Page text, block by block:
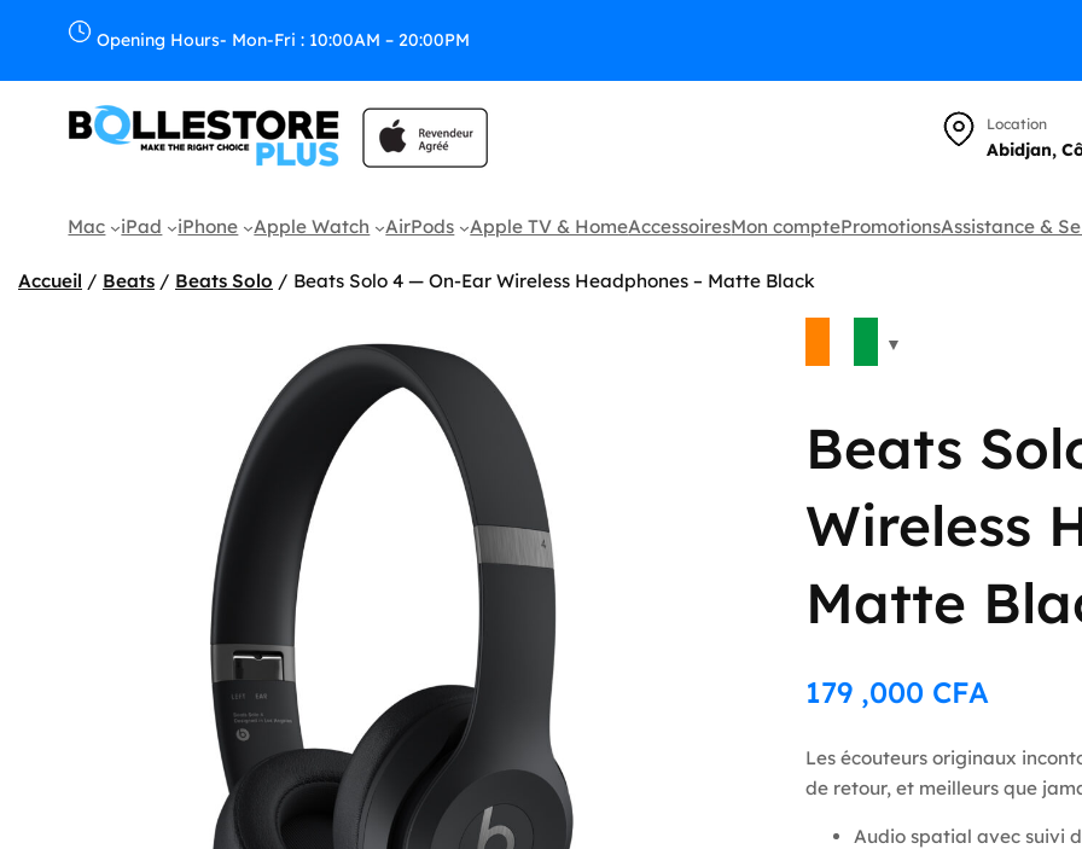
Opening Hours- Mon-Fri : 10:00AM – 20:00PM
Location
Abidjan,
Mac iPad iPhone Apple Watch AirPods Apple TV & HomeAccessoiresMon comptePromotionsAssistance &
Accueil / Beats / Beats Solo / Beats Solo 4 — On-Ear Wireless Headphones – Matte Black
Beats
Wireless
Matte
179 ,000 CFA
Les écouteurs originaux
de retour, et meilleurs que
Audio spatial avec suivi